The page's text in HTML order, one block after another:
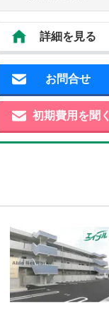
詳細を見る
お問合せ
初期費用を聞く